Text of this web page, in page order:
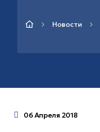
Новости
06 Апреля 2018